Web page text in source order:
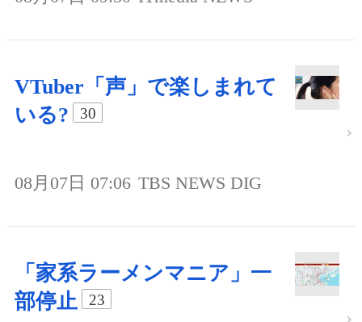
VTuber「声」で楽しまれて
いる?
30
08月07日 07:06 TBS NEWS DIG
「家系ラーメンマニア」一
部停止
23